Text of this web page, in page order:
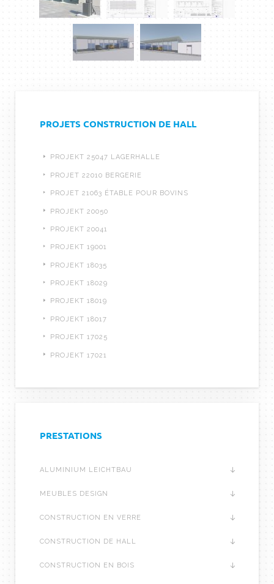
PROJETS CONSTRUCTION DE HALL
PROJEKT 25047 LAGERHALLE
PROJET 22010 BERGERIE
PROJET 21063 ÉTABLE POUR BOVINS
PROJEKT 20050
PROJEKT 20041
PROJEKT 19001
PROJEKT 18035
PROJEKT 18029
PROJEKT 18019
PROJEKT 18017
PROJEKT 17025
PROJEKT 17021
PRESTATIONS
ALUMINIUM LEICHTBAU
MEUBLES DESIGN
CONSTRUCTION EN VERRE
CONSTRUCTION DE HALL
CONSTRUCTION EN BOIS